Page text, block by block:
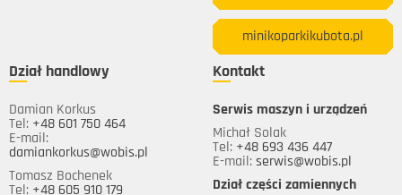
minikoparkikubota.pl
Dział handlowy
Damian Korkus
Tel: +48 601 750 464
E-mail:
damiankorkus@wobis.pl
Tomasz Bochenek
Tel: +48 605 910 179
Kontakt
Serwis maszyn i urządzeń
Michał Solak
Tel: +48 693 436 447
E-mail: serwis@wobis.pl
Dział części zamiennych